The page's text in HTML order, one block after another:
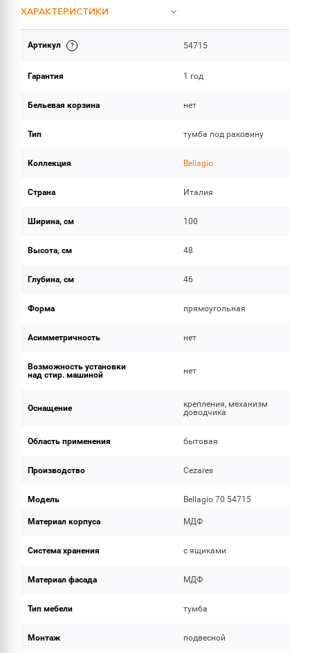
ХАРАКТЕРИСТИКИ
ОБЪЕМ ПОСТАВКИ
Артикул 54715
Гарантия 1 год
Бельевая корзина нет
Тип тумба под раковину
Коллекция Bellagio
Страна Италия
Ширина, см 100
Высота, см 48
Глубина, см 46
Форма прямоугольная
Асимметричность нет
Возможность установки
над стир. машиной
нет
Оснащение
крепления, механизм
доводчика
Область применения бытовая
Производство Cezares
Модель Bellagio 70 54715
Материал корпуса МДФ
Система хранения с ящиками
Материал фасада МДФ
Тип мебели тумба
Монтаж подвесной